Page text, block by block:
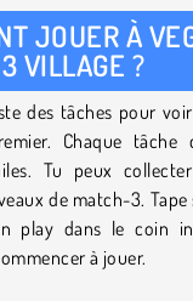
JOUER À
VILLAGE ?
des tâches pour
Chaque tâche
Tu peux
de match-3. Tape
play dans le coin
à jouer.